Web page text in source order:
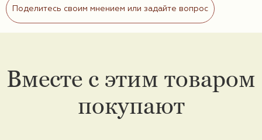
Поделитесь своим мнением или задайте вопрос
Вместе с этим товаром
покупают